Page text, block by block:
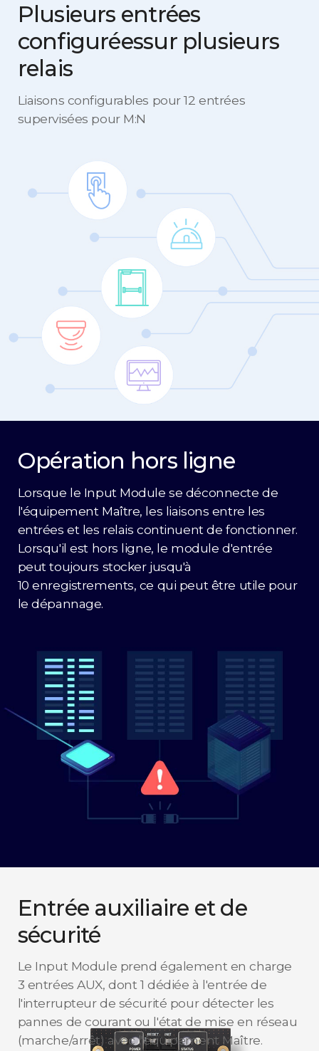
Plusieurs entrées
configuréessur plusieurs
relais
Liaisons configurables pour 12 entrées
supervisées pour M:N
Opération hors ligne
Lorsque le Input Module se déconnecte de
l'équipement Maître, les liaisons entre les
entrées et les relais continuent de fonctionner.
Lorsqu'il est hors ligne, le module d'entrée
peut toujours stocker jusqu'à
10 enregistrements, ce qui peut être utile pour
le dépannage.
Entrée auxiliaire et de
sécurité
Le Input Module prend également en charge
3 entrées AUX, dont 1 dédiée à l'entrée de
l'interrupteur de sécurité pour détecter les
pannes de courant ou l'état de mise en réseau
(marche/arrêt) avec l'équipement Maître.